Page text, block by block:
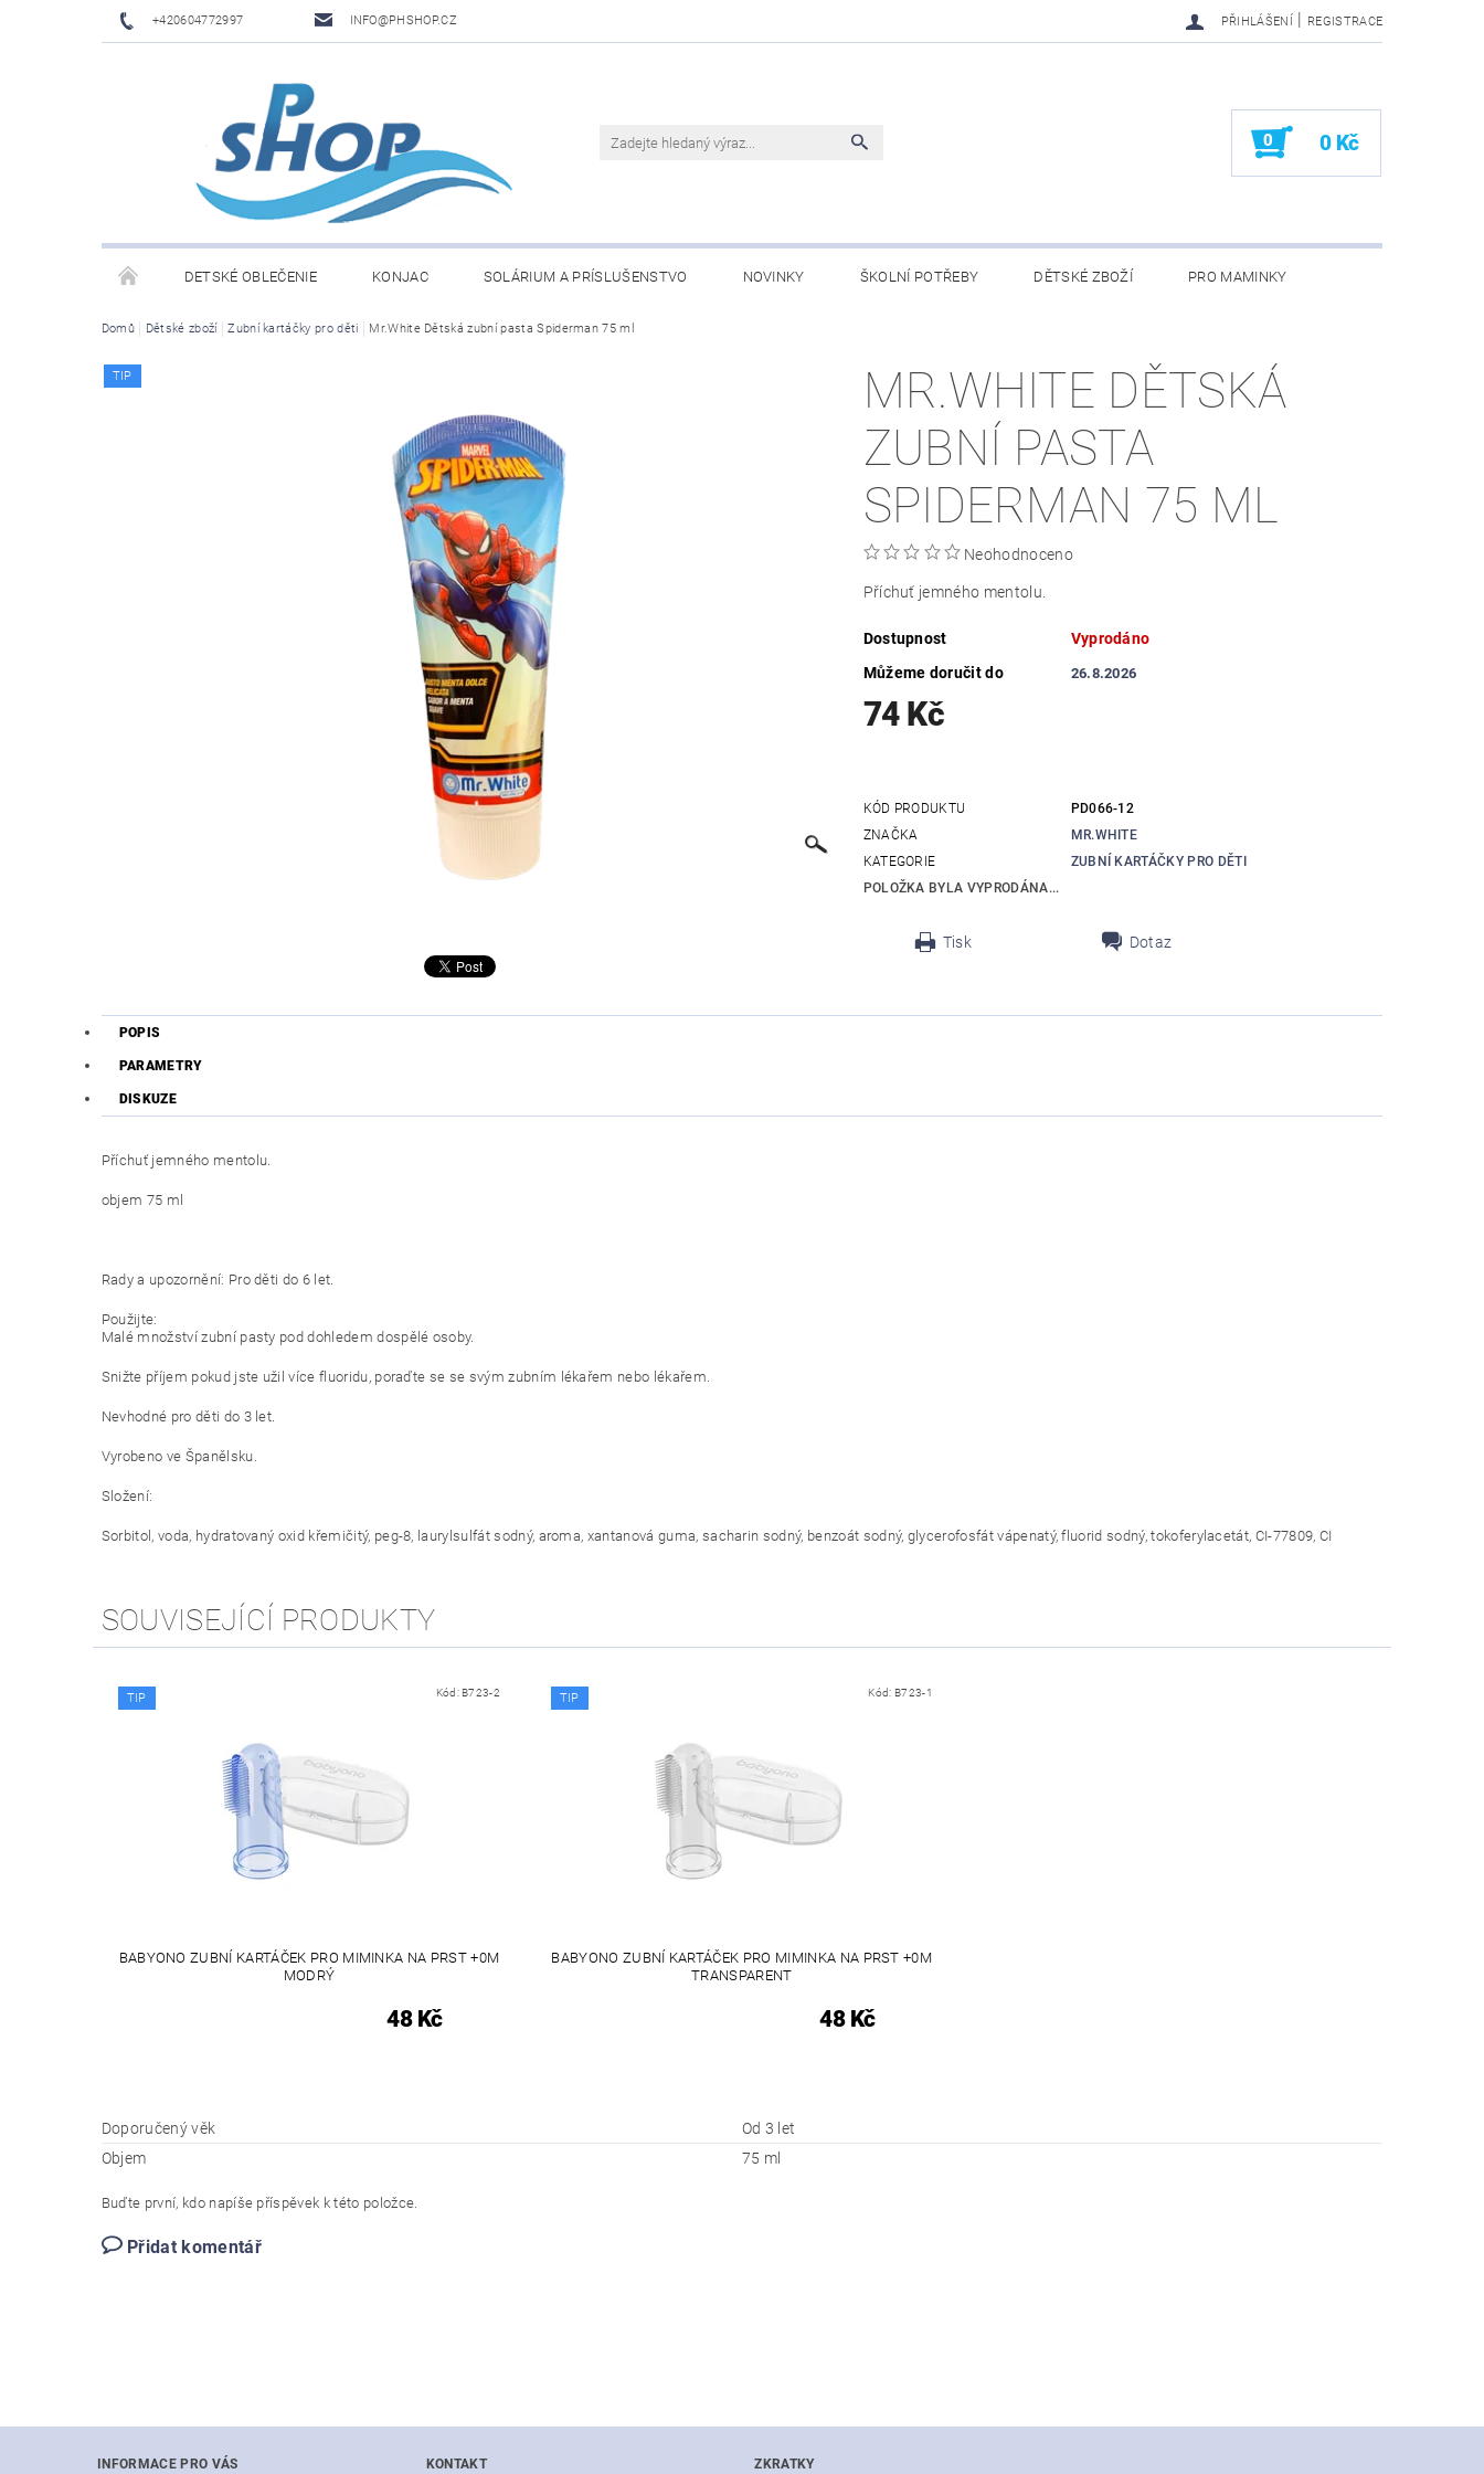
+420604772997 INFO@PHSHOP.CZ PŘIHLÁŠENÍ | REGISTRACE
0 0 Kč
DETSKÉ OBLEČENIE KONJAC SOLÁRIUM A PRÍSLUŠENSTVO NOVINKY ŠKOLNÍ POTŘEBY DĚTSKÉ ZBOŽÍ PRO MAMINKY
PRIME DRINK BY LOGAN PAUL A KSI DĚTSKÉ OBLEČENÍ KONJAC ČLÁNKY
Domů Dětské zboží Zubní kartáčky pro děti Mr.White Dětská zubní pasta Spiderman 75 ml
TIP
MR.WHITE DĚTSKÁ
ZUBNÍ PASTA
SPIDERMAN 75 ML
Neohodnoceno
Příchuť jemného mentolu.
Dostupnost
Vyprodáno
Můžeme doručit do
26.8.2026
74 Kč
KÓD PRODUKTU
PD066-12
ZNAČKA
MR.WHITE
KATEGORIE
ZUBNÍ KARTÁČKY PRO DĚTI
POLOŽKA BYLA VYPRODÁNA...
Tisk Dotaz
POPIS
PARAMETRY
DISKUZE
Příchuť jemného mentolu.
objem 75 ml
Rady a upozornění: Pro děti do 6 let.
Použijte:
Malé množství zubní pasty pod dohledem dospělé osoby.
Snižte příjem pokud jste užil více fluoridu, poraďte se se svým zubním lékařem nebo lékařem.
Nevhodné pro děti do 3 let.
Vyrobeno ve Španělsku.
Složení:
Sorbitol, voda, hydratovaný oxid křemičitý, peg-8, laurylsulfát sodný, aroma, xantanová guma, sacharin sodný, benzoát sodný, glycerofosfát vápenatý, fluorid sodný, tokoferylacetát, CI-77809, CI
SOUVISEJÍCÍ PRODUKTY
TIP Kód: B723-2
BABYONO ZUBNÍ KARTÁČEK PRO MIMINKA NA PRST +0M
MODRÝ
48 Kč
TIP Kód: B723-1
BABYONO ZUBNÍ KARTÁČEK PRO MIMINKA NA PRST +0M
TRANSPARENT
48 Kč
Doporučený věk
Od 3 let
Objem
75 ml
Buďte první, kdo napíše příspěvek k této položce.
Přidat komentář
INFORMACE PRO VÁS KONTAKT ZKRATKY